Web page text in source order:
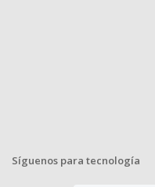
Síguenos para tecnología